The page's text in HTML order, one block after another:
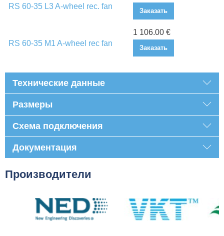
RS 60-35 L3 A-wheel rec. fan
Заказать
RS 60-35 M1 A-wheel rec fan
1 106.00 €
Заказать
Технические данные
Размеры
Схема подключения
Документация
Производители